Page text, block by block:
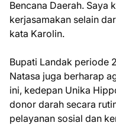
Bencana Daerah. Saya
kerjasamakan selain
kata Karolin.
Bupati Landak periode
Natasa juga berharap
ini, kedepan Unika
donor darah secara
pelayanan sosial dan